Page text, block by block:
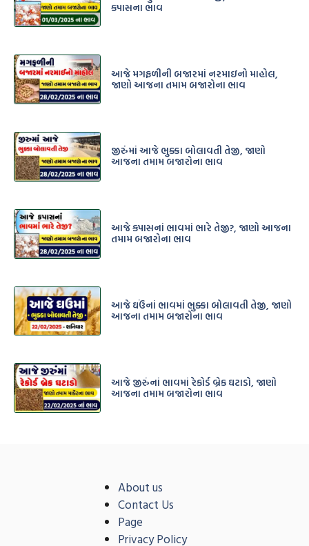
કપાસના ભાવ
આજે મગફળીની બજારમાં નરમાઇનો માહોલ,
જાણો આજના તમામ બજારોના ભાવ
જીરુંંમાં આજે ભુક્કા બોલાવતી તેજી, જાણો
આજના તમામ બજારોના ભાવ
આજે કપાસનાં ભાવમાં ભારે તેજી?, જાણો આજના
તમામ બજારોના ભાવ
આજે ઘઉંનાં ભાવમાં ભુક્કા બોલાવતી તેજી, જાણો
આજના તમામ બજારોના ભાવ
આજે જીરુંનાં ભાવમાં રેકોર્ડ બ્રેક ઘટાડો, જાણો
આજના તમામ બજારોના ભાવ
About us
Contact Us
Page
Privacy Policy